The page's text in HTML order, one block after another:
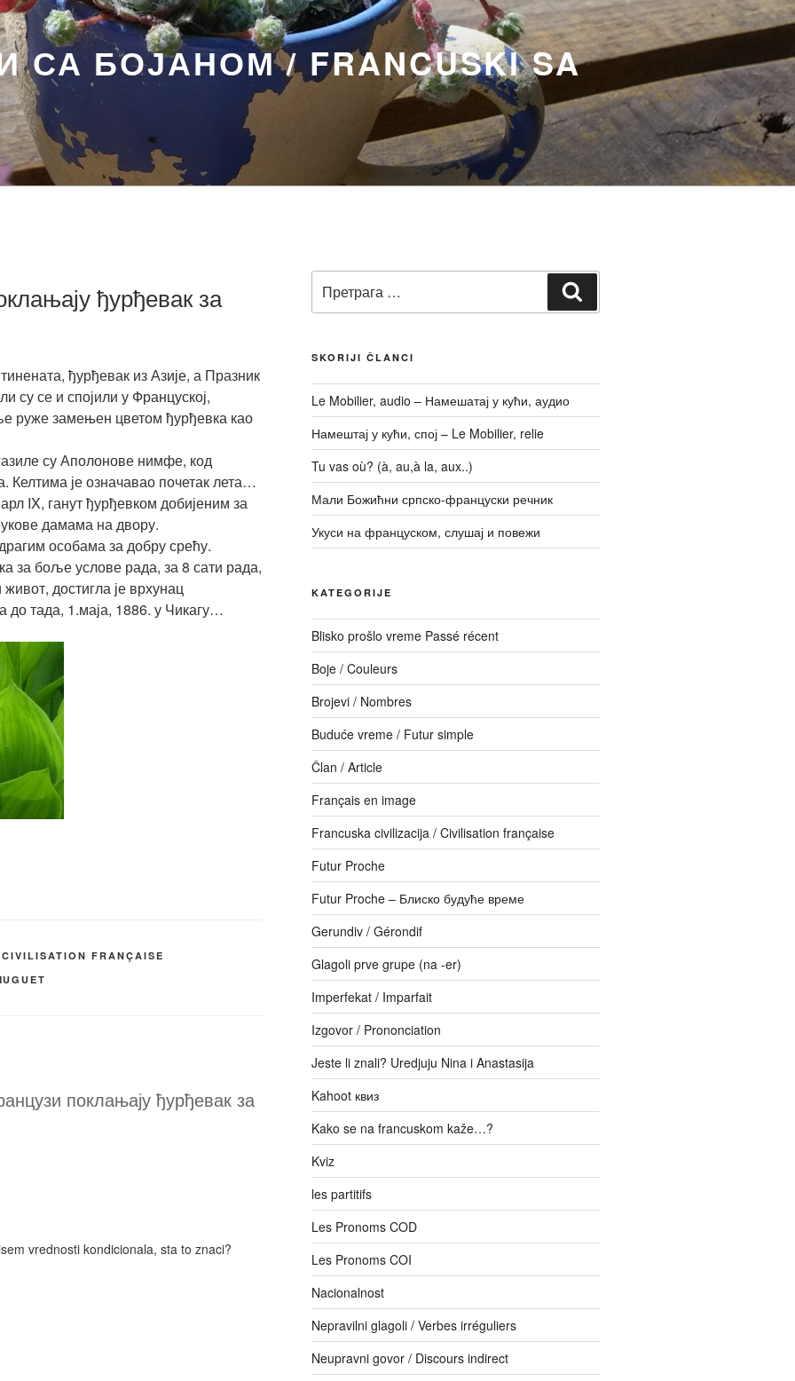
СА БОЈАНОМ / FRANCUSKI SA
ђурђевак за
ђурђевак из Азије, а Празник
су се и спојили у Француској,
руже замењен цветом ђурђевка као
су Аполонове нимфе, код
је означавао почетак лета…
IX, ганут ђурђевком добијеним за
дамама на двору.
особама за добру срећу.
за боље услове рада, за 8 сати рада,
достигла је врхунац
до тада, 1.маја, 1886. у Чикагу…
FRANÇAISE
поклањају ђурђевак за
vrednosti kondicionala, sta to znaci?
за:
SKORIJI ČLANCI
Le Mobilier, audio – Намешатај у кући, аудио
Намештај у кући, спој – Le Mobilier, relie
Tu vas où? (à, au,à la, aux..)
Мали Божићни српско-француски речник
Укуси на француском, слушај и повежи
KATEGORIJE
Blisko prošlo vreme Passé récent
Boje / Couleurs
Brojevi / Nombres
Buduće vreme / Futur simple
Član / Article
Français en image
Francuska civilizacija / Civilisation française
Futur Proche
Futur Proche – Блиско будуће време
Gerundiv / Gérondif
Glagoli prve grupe (na -er)
Imperfekat / Imparfait
Izgovor / Prononciation
Jeste li znali? Uredjuju Nina i Anastasija
Kahoot квиз
Kako se na francuskom kaže…?
Kviz
les partitifs
Les Pronoms COD
Les Pronoms COI
Nacionalnost
Nepravilni glagoli / Verbes irréguliers
Neupravni govor / Discours indirect